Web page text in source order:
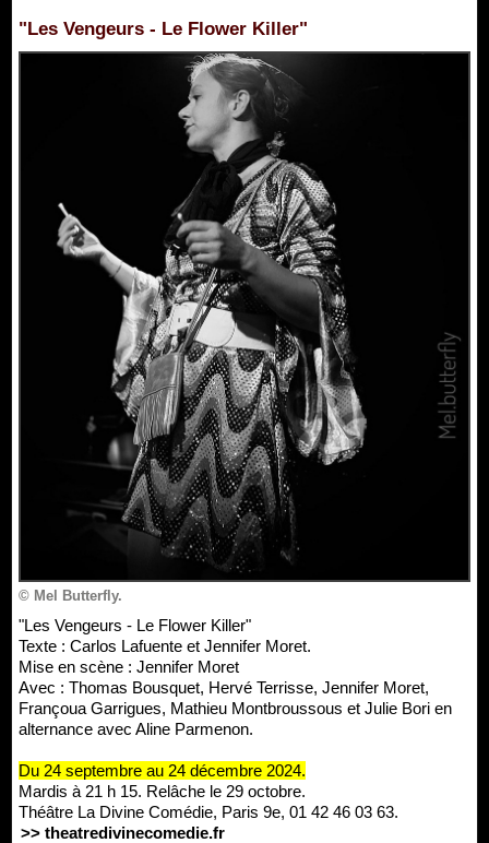
"Les Vengeurs - Le Flower Killer"
© Mel Butterfly.
"Les Vengeurs - Le Flower Killer"
Texte : Carlos Lafuente et Jennifer Moret.
Mise en scène : Jennifer Moret
Avec : Thomas Bousquet, Hervé Terrisse, Jennifer Moret,
Françoua Garrigues, Mathieu Montbroussous et Julie Bori en
alternance avec Aline Parmenon.
Du 24 septembre au 24 décembre 2024.
Mardis à 21 h 15. Relâche le 29 octobre.
Théâtre La Divine Comédie, Paris 9e, 01 42 46 03 63.
>> theatredivinecomedie.fr